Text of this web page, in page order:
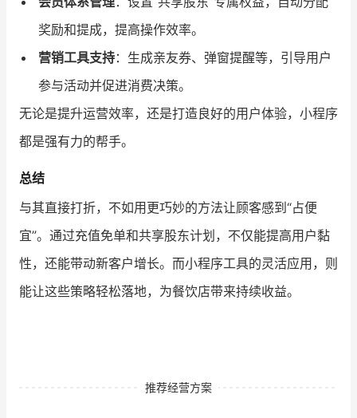
奖励和提成，提高操作效率。
营销工具支持：生成亲友券、弹窗提醒等，引导用户
参与活动并促进消费决策。
无论是提升运营效率，还是打造良好的用户体验，小程序
都是强有力的帮手。
总结
与其直接打折，不如用更巧妙的方法让顾客感到“占便
宜”。通过充值免单和共享股东计划，不仅能提高用户黏
性，还能带动新客户增长。而小程序工具的灵活应用，则
能让这些策略轻松落地，为餐饮店带来持续收益。
推荐经营方案